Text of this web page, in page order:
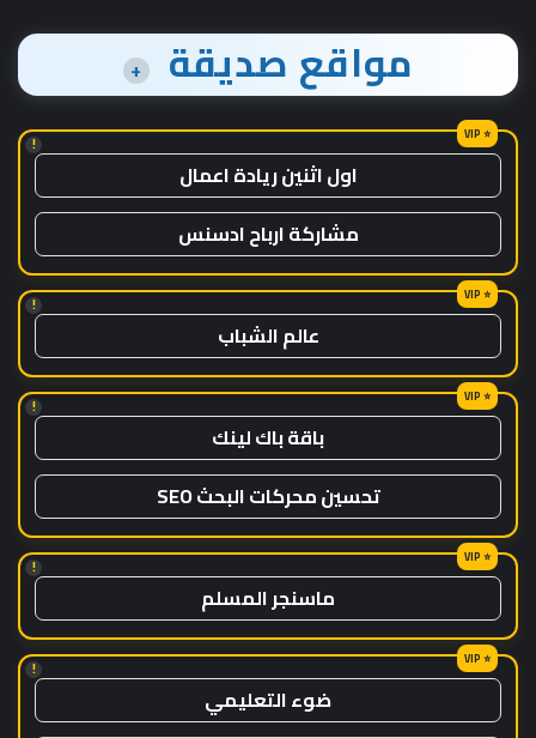
مواقع صديقة +
!
اول اثنين ريادة اعمال
مشاركة ارباح ادسنس
!
عالم الشباب
!
باقة باك لينك
تحسين محركات البحث SEO
!
ماسنجر المسلم
!
ضوء التعليمي